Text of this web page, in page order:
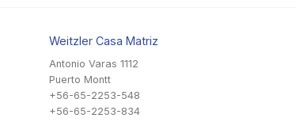
Weitzler Casa Matriz
Antonio Varas 1112
Puerto Montt
+56-65-2253-548
+56-65-2253-834